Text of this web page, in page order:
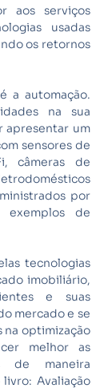
aos serviços
usadas
os retornos
a automação.
na sua
apresentar um
sensores de
câmeras de
por
exemplos de
tecnologias
imobiliário,
e suas
mercado e se
na optimização
melhor as
de maneira
Avaliação